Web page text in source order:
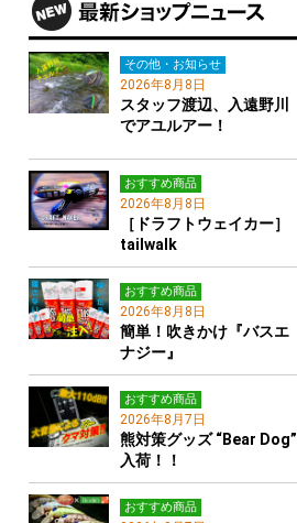
その他・お知らせ
2026年8月8日
スタッフ渡辺、入遠野川
でアユルアー！
おすすめ商品
2026年8月8日
［ドラフトウェイカー］
tailwalk
おすすめ商品
2026年8月8日
簡単！吹きかけ『バスエ
ナジー』
おすすめ商品
2026年8月7日
熊対策グッズ “Bear Dog”
入荷！！
おすすめ商品